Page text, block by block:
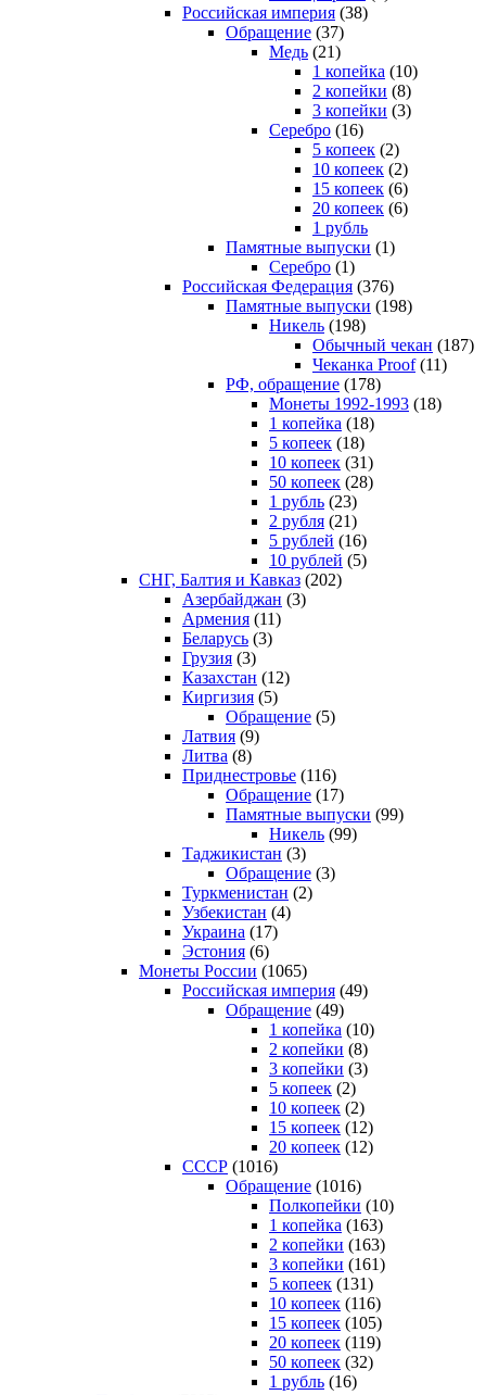
Российская империя (38)
Обращение (37)
Медь (21)
1 копейка (10)
2 копейки (8)
3 копейки (3)
Серебро (16)
5 копеек (2)
10 копеек (2)
15 копеек (6)
20 копеек (6)
1 рубль
Памятные выпуски (1)
Серебро (1)
Российская Федерация (376)
Памятные выпуски (198)
Никель (198)
Обычный чекан (187)
Чеканка Proof(11)
РФ, обращение (178)
Монеты 1992-1993 (18)
1 копейка (18)
5 копеек (18)
10 копеек (31)
50 копеек (28)
1 рубль (23)
2 рубля (21)
5 рублей (16)
10 рублей (5)
СНГ, Балтия и Кавказ (202)
Азербайджан (3)
Армения (11)
Беларусь (3)
Грузия (3)
Казахстан (12)
Киргизия (5)
Обращение (5)
Латвия (9)
Литва (8)
Приднестровье (116)
Обращение (17)
Памятные выпуски (99)
Никель (99)
Таджикистан (3)
Обращение (3)
Туркменистан (2)
Узбекистан (4)
Украина (17)
Эстония (6)
Монеты России (1065)
Российская империя (49)
Обращение (49)
1 копейка (10)
2 копейки (8)
3 копейки (3)
5 копеек (2)
10 копеек (2)
15 копеек (12)
20 копеек (12)
СССР (1016)
Обращение (1016)
Полкопейки (10)
1 копейка (163)
2 копейки (163)
3 копейки (161)
5 копеек (131)
10 копеек (116)
15 копеек (105)
20 копеек (119)
50 копеек (32)
1 рубль (16)